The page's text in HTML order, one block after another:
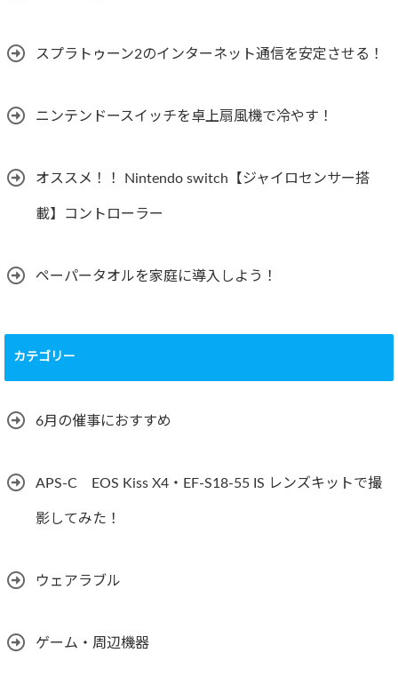
スプラトゥーン2のインターネット通信を安定させる！
ニンテンドースイッチを卓上扇風機で冷やす！
オススメ！！ Nintendo switch【ジャイロセンサー搭
載】コントローラー
ペーパータオルを家庭に導入しよう！
カテゴリー
6月の催事におすすめ
APS-C EOS Kiss X4・EF-S18-55 IS レンズキットで撮
影してみた！
ウェアラブル
ゲーム・周辺機器